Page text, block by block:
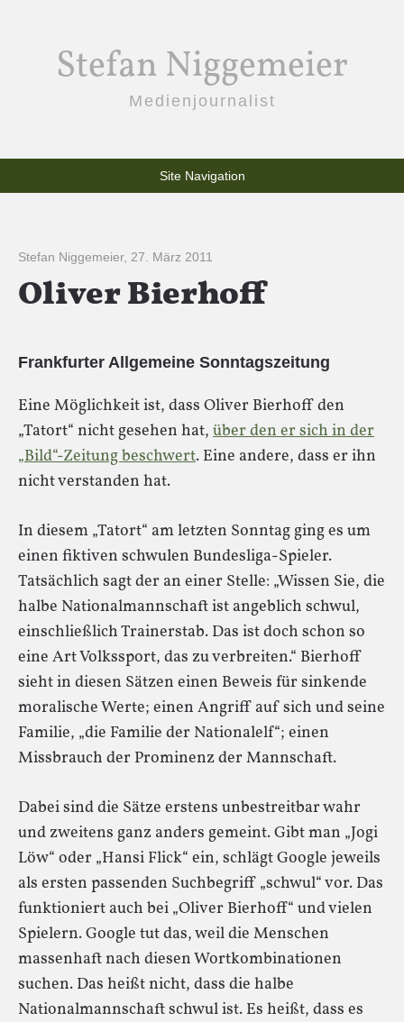
Stefan Niggemeier
Medienjournalist
Site Navigation
Stefan Niggemeier, 27. März 2011
Oliver Bierhoff
Frankfurter Allgemeine Sonntagszeitung
Eine Möglichkeit ist, dass Oliver Bierhoff den
„Tatort“ nicht gesehen hat, über den er sich in der
„Bild“-Zeitung beschwert. Eine andere, dass er ihn
nicht verstanden hat.
In diesem „Tatort“ am letzten Sonntag ging es um
einen fiktiven schwulen Bundesliga-Spieler.
Tatsächlich sagt der an einer Stelle: „Wissen Sie, die
halbe Nationalmannschaft ist angeblich schwul,
einschließlich Trainerstab. Das ist doch schon so
eine Art Volkssport, das zu verbreiten.“ Bierhoff
sieht in diesen Sätzen einen Beweis für sinkende
moralische Werte; einen Angriff auf sich und seine
Familie, „die Familie der Nationalelf“; einen
Missbrauch der Prominenz der Mannschaft.
Dabei sind die Sätze erstens unbestreitbar wahr
und zweitens ganz anders gemeint. Gibt man „Jogi
Löw“ oder „Hansi Flick“ ein, schlägt Google jeweils
als ersten passenden Suchbegriff „schwul“ vor. Das
funktioniert auch bei „Oliver Bierhoff“ und vielen
Spielern. Google tut das, weil die Menschen
massenhaft nach diesen Wortkombinationen
suchen. Das heißt nicht, dass die halbe
Nationalmannschaft schwul ist. Es heißt, dass es